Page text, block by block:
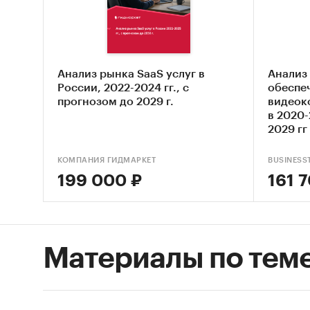
рынка
В
Анализ рынка SaaS услуг в
России, 2022-2024 гг., с
прогнозом до 2029 г.
КОМПАНИЯ ГИДМАРКЕТ
199 000 ₽
в 2020-
2029 гг
161
Материалы по